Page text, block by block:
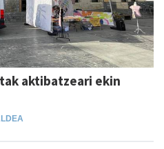
aktibatzeari ekin